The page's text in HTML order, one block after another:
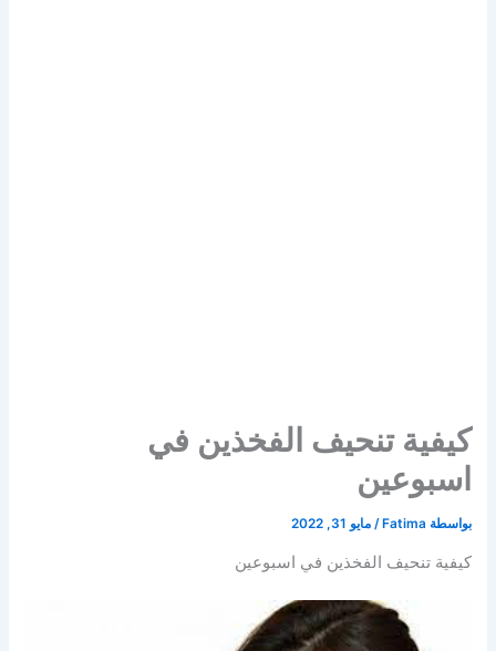
كيفية تنحيف الفخذين في
اسبوعين
بواسطة Fatima
/مايو 31, 2022
كيفية تنحيف الفخذين في اسبوعين